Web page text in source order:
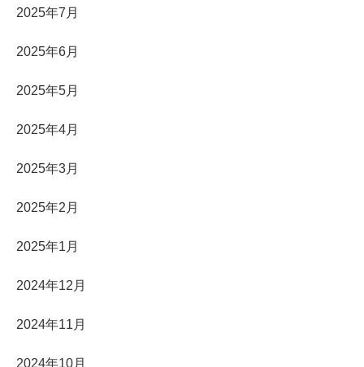
2025年7月
2025年6月
2025年5月
2025年4月
2025年3月
2025年2月
2025年1月
2024年12月
2024年11月
2024年10月